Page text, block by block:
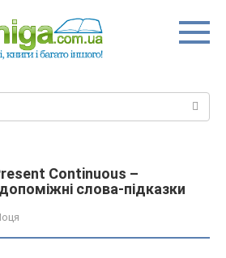
Continuous –
слова-підказки